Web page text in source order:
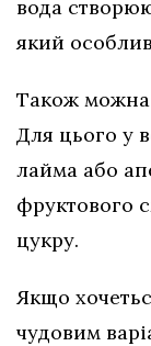
вода
який
Також можна
Для цього у
лайма або
фруктового
цукру.
Якщо
чудовим